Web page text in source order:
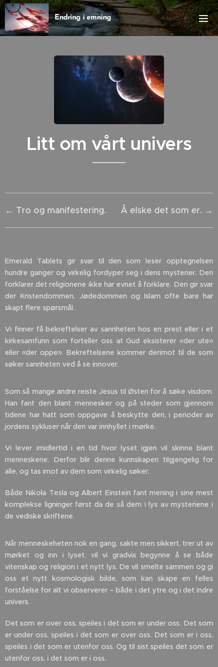
Endring i emning
Litt om vårt univers
← Tro og manifestering. Å elske det som er. →
Emerald Tablets gir svar til den som leser opptegnelsen
hundre ganger og virkelig fordyper seg i dens mysterier. Den
forklarer det religionene ikke har evnet å forklare. Den gir svar
der Kristendommen, Jødedommen og Islam ofte bare har
skapt flere spørsmål.
Vi finner få bekreftelser av sannheten hos en prest eller i et
kirkesamfunn som forteller oss at Gud eksisterer «der ute»
eller «der oppe». Bekreftelsene kommer derimot til de som
søker sannheten ved å se innover.
Som så mange andre reiste Jesus til Østen for å søke visdom.
Han fant den blant mennesker og på steder som gjennom
tidene har hatt som oppgave å beskytte den, i perioder av
jordens sykluser når den var innhyllet i mørke.
Vi lever imidlertid i en tid hvor lyset igjen vil skinne blant
menneskene. Derfor blir denne kunnskapen tilgjengelig for
alle, og tas imot av dem som virkelig søker.
Både Nikola Tesla og Albert Einstein fant mening i sine mest
komplekse ligninger først da de så dem i lys av mysteriene i
de vediske skriftene.
Når menneskeheten nok en gang, sakte men sikkert, trer ut av
mørket og inn i lyset, vil vi gradvis begynne å se både
vitenskap og religion i et nytt lys. De vil smelte sammen og gi
oss et nytt kosmologisk bilde, som kan skape en felles
forståelse for alt vi observerer – både i det ytre og i det indre
univers.
Det som er over oss, speiles i det som er under oss. Det som
er under oss, speiles i det som er over oss. Det som er i oss,
speiles i det som er utenfor oss. Og til sist speiles det som er
utenfor oss, i det som er i oss.